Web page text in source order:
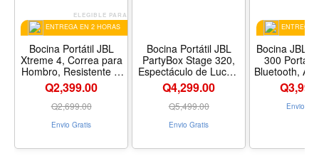
ELEGIBLE PARA
ENTREGA EN 2 HORAS
Bocina Portátil JBL
Xtreme 4, Correa para
Hombro, Resistente al
Agua, Color Negro
Q2,399.00
Q2,699.00
Envio Gratis
Bocina Portátil JBL
PartyBox Stage 320,
Espectáculo de Luces,
Resistente a
Salpicaduras, Color
Negro
Q4,299.00
Q5,499.00
Envio Gratis
ENTREGA
Bocina JBL
300
Bluetooth,
Voz
Q
Envio